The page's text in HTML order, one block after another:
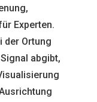
Experten.
der Ortung
abgibt,